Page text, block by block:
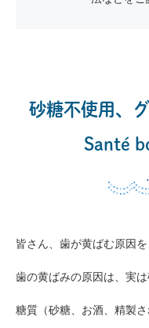
砂糖不使用、
Santé
皆さん、歯が黄ばむ原因
歯の黄ばみの原因は、実
糖質（砂糖、お酒、精製